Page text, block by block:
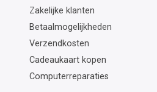
Zakelijke klanten
Betaalmogelijkheden
Verzendkosten
Cadeaukaart kopen
Computerreparaties